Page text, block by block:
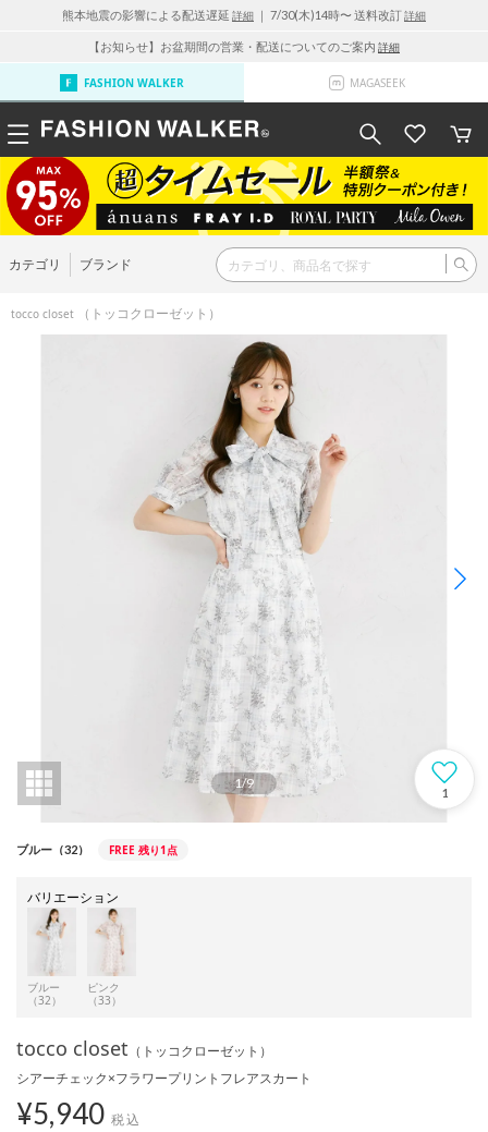
熊本地震の影響による配送遅延 詳細 ｜ 7/30(木)14時〜 送料改訂詳細
【お知らせ】お盆期間の営業・配送についてのご案内 詳細
FASHION WALKER MAGASEEK
カテゴリ ブランド
tocco closet （トッコクローゼット）
1/9
1
ブルー（32） FREE 残り1点
バリエーション
ブルー
（32）
ピンク
（33）
tocco closet （トッコクローゼット）
シアーチェック×フラワープリントフレアスカート
¥5,940 税込